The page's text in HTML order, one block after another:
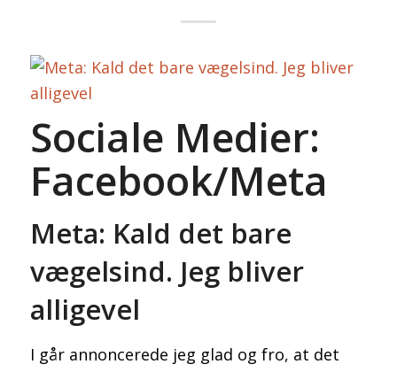
Sociale Medier:
Facebook/Meta
Meta: Kald det bare
vægelsind. Jeg bliver
alligevel
I går annoncerede jeg glad og fro, at det